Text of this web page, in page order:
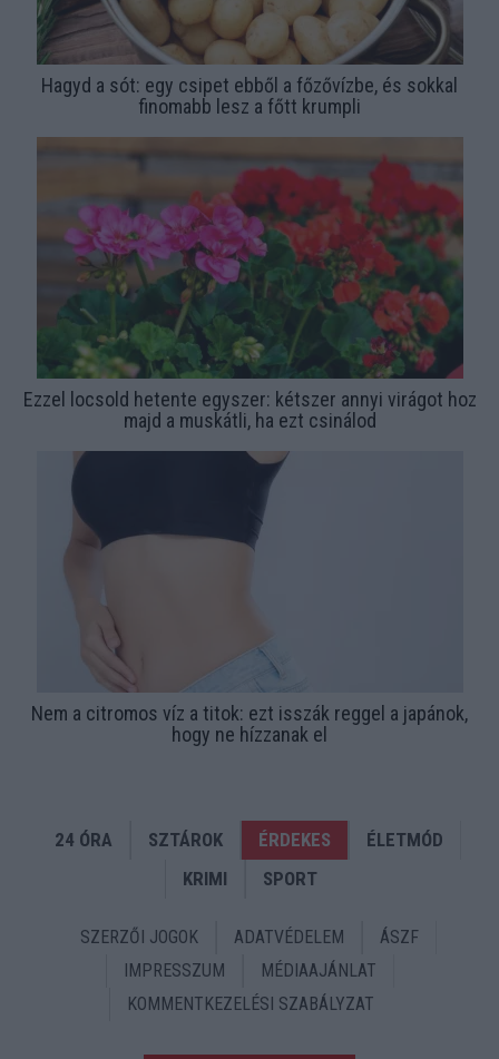
Hagyd a sót: egy csipet ebből a főzővízbe, és sokkal
finomabb lesz a főtt krumpli
Ezzel locsold hetente egyszer: kétszer annyi virágot hoz
majd a muskátli, ha ezt csinálod
Nem a citromos víz a titok: ezt isszák reggel a japánok,
hogy ne hízzanak el
24 ÓRA SZTÁROK ÉRDEKES
ÉLETMÓD
KRIMI
SPORT
SZERZŐI JOGOK ADATVÉDELEM
ÁSZF
IMPRESSZUM
MÉDIAAJÁNLAT
KOMMENTKEZELÉSI SZABÁLYZAT